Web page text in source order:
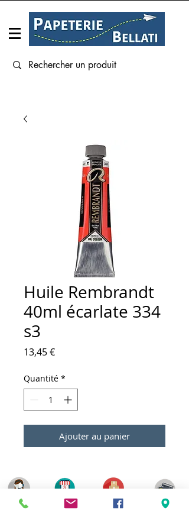
Huile Rembrandt
40ml écarlate 334
s3
13,45 €Prix
Quantité *
Ajouter au panier
Service client
Paiement sécurisé
Click & Collect 2H
Livraison gratuite